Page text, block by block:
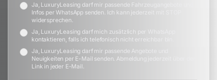
Ja, LuxuryLeasing darf mir passende Fahrzeugangebote und
Infos per WhatsApp senden. Ich kann jederzeit mit STOP
widersprechen.
Ja, LuxuryLeasing darf mich zusätzlich per WhatsApp
kontaktieren, falls ich telefonisch nicht erreichbar bin.
Ja, LuxuryLeasing darf mir passende Angebote und
Neuigkeiten per E-Mail senden. Abmeldung jederzeit über den
Link in jeder E-Mail.